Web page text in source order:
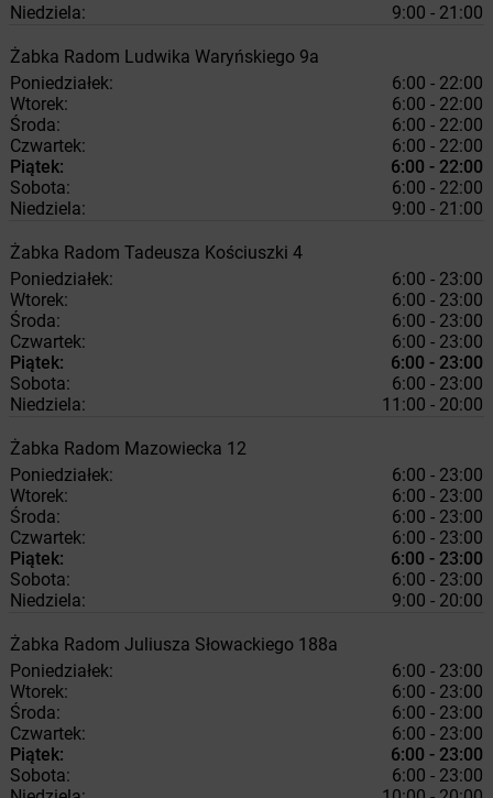
Niedziela:
9:00 - 21:00
Żabka Radom Ludwika Waryńskiego 9a
Poniedziałek:
6:00 - 22:00
Wtorek:
6:00 - 22:00
Środa:
6:00 - 22:00
Czwartek:
6:00 - 22:00
Piątek:
6:00 - 22:00
Sobota:
6:00 - 22:00
Niedziela:
9:00 - 21:00
Żabka Radom Tadeusza Kościuszki 4
Poniedziałek:
6:00 - 23:00
Wtorek:
6:00 - 23:00
Środa:
6:00 - 23:00
Czwartek:
6:00 - 23:00
Piątek:
6:00 - 23:00
Sobota:
6:00 - 23:00
Niedziela:
11:00 - 20:00
Żabka Radom Mazowiecka 12
Poniedziałek:
6:00 - 23:00
Wtorek:
6:00 - 23:00
Środa:
6:00 - 23:00
Czwartek:
6:00 - 23:00
Piątek:
6:00 - 23:00
Sobota:
6:00 - 23:00
Niedziela:
9:00 - 20:00
Żabka Radom Juliusza Słowackiego 188a
Poniedziałek:
6:00 - 23:00
Wtorek:
6:00 - 23:00
Środa:
6:00 - 23:00
Czwartek:
6:00 - 23:00
Piątek:
6:00 - 23:00
Sobota:
6:00 - 23:00